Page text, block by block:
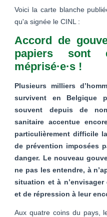
Voici la carte blanche
qu'a signée le CINL :
Accord de
papiers sont
méprisé·e·s !
Plusieurs milliers
survivent en Belgique
souvent depuis de
sanitaire accentue
particulièrement difficile
de prévention imposées
danger. Le nouveau
ne pas les entendre, à
situation et à n’envisager
et de répression à leur
Aux quatre coins du pays,